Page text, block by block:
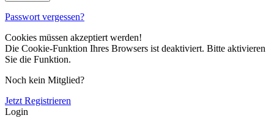
Passwort vergessen?
Cookies müssen akzeptiert werden!
Die Cookie-Funktion Ihres Browsers ist deaktiviert. Bitte aktivieren
Sie die Funktion.
Noch kein Mitglied?
Jetzt Registrieren
Login